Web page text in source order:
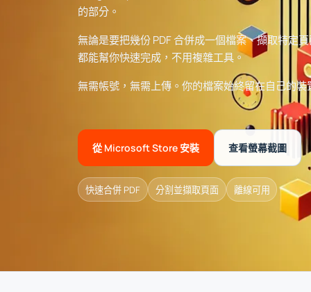
的部分。
無論是要把幾份 PDF 合併成一個檔案、擷取特定
都能幫你快速完成，不用複雜工具。
無需帳號，無需上傳。你的檔案始終留在自己的裝
從 Microsoft Store 安裝 查看螢幕截圖
快速合併 PDF 分割並擷取頁面 離線可用